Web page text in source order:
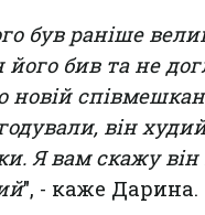
був раніше
його бив та не
він
Я вам скажу він
", - каже Дарина.